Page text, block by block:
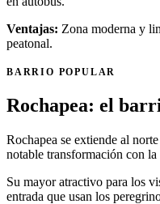
Ventajas: Zona moderna y
peatonal.
BARRIO POPULAR
Rochapea: el
Rochapea se extiende al
notable transformación con
Su mayor atractivo para los
entrada que usan los